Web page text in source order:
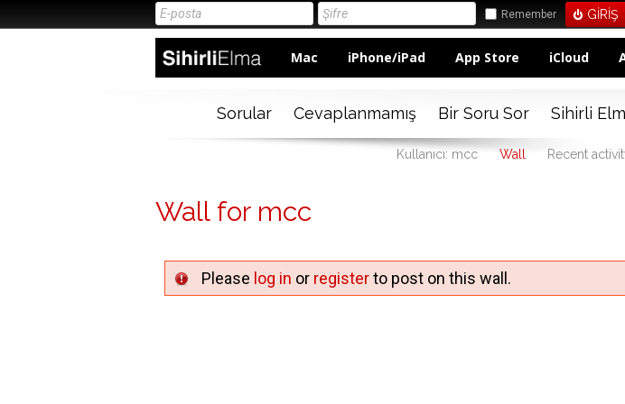
Remember
Mac iPhone/iPad App Store iCloud
Sorular Cevaplanmamış Bir Soru Sor Sihirli
Kullanıcı: mcc Wall Recent
Wall for mcc
Please log in or registerto post on this wall.